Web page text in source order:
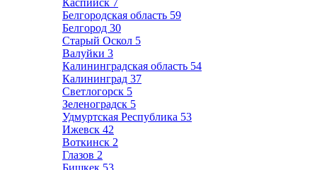
Каспийск 7
Белгородская область 59
Белгород 30
Старый Оскол 5
Валуйки 3
Калининградская область 54
Калининград 37
Светлогорск 5
Зеленоградск 5
Удмуртская Республика 53
Ижевск 42
Воткинск 2
Глазов 2
Бишкек 53